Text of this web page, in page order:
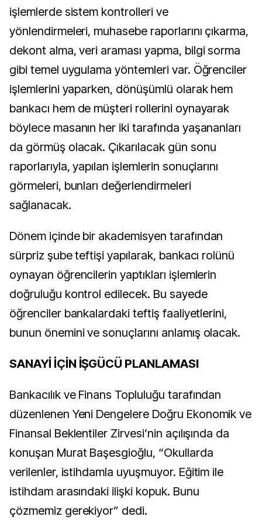
işlemlerde sistem kontrolleri ve
yönlendirmeleri, muhasebe raporlarını çıkarma,
dekont alma, veri araması yapma, bilgi sorma
gibi temel uygulama yöntemleri var. Öğrenciler
işlemlerini yaparken, dönüşümlü olarak hem
bankacı hem de müşteri rollerini oynayarak
böylece masanın her iki tarafında yaşananları
da görmüş olacak. Çıkarılacak gün sonu
raporlarıyla, yapılan işlemlerin sonuçlarını
görmeleri, bunları değerlendirmeleri
sağlanacak.
Dönem içinde bir akademisyen tarafından
sürpriz şube teftişi yapılarak, bankacı rolünü
oynayan öğrencilerin yaptıkları işlemlerin
doğruluğu kontrol edilecek. Bu sayede
öğrenciler bankalardaki teftiş faaliyetlerini,
bunun önemini ve sonuçlarını anlamış olacak.
SANAYİ İÇİN İŞGÜCÜ PLANLAMASI
Bankacılık ve Finans Topluluğu tarafından
düzenlenen Yeni Dengelere Doğru Ekonomik ve
Finansal Beklentiler Zirvesi’nin açılışında da
konuşan Murat Başesgioğlu, “Okullarda
verilenler, istihdamla uyuşmuyor. Eğitim ile
istihdam arasındaki ilişki kopuk. Bunu
çözmemiz gerekiyor” dedi.